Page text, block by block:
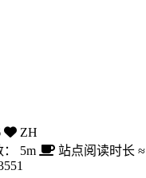
ZH
5m 站点阅读时长 ≈